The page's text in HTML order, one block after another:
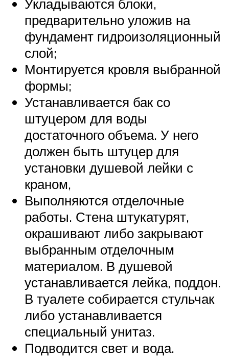
Укладываются блоки,
предварительно уложив на
фундамент гидроизоляционный
слой;
Монтируется кровля выбранной
формы;
Устанавливается бак со
штуцером для воды
достаточного объема. У него
должен быть штуцер для
установки душевой лейки с
краном,
Выполняются отделочные
работы. Стена штукатурят,
окрашивают либо закрывают
выбранным отделочным
материалом. В душевой
устанавливается лейка, поддон.
В туалете собирается стульчак
либо устанавливается
специальный унитаз.
Подводится свет и вода.